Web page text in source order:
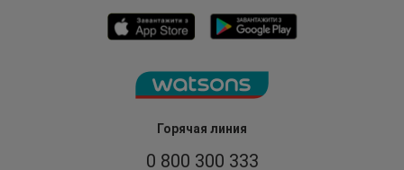
Горячая линия
0 800 300 333